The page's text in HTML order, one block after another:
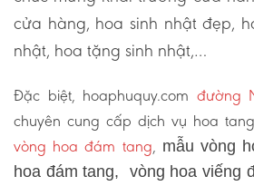
cửa hàng, hoa sinh nhật đẹp,
nhật, hoa tặng sinh nhật,…
Đặc biệt, hoaphuquy.com đường
chuyên cung cấp dịch vụ hoa
vòng hoa đám tang, mẫu vòng
hoa đám tang, vòng hoa viếng